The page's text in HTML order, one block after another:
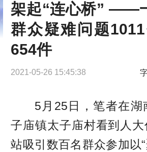
架起“连心桥” ——
群众疑难问题
654件
2021-05-26 15:45:38
5月25日，笔者在湖
子庙镇太子庙村看到人
站吸引数百名群众参加以